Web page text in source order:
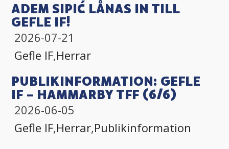
ADEM SIPIĆ LÅNAS IN TILL
GEFLE IF!
2026-07-21
Gefle IF,Herrar
PUBLIKINFORMATION: GEFLE
IF – HAMMARBY TFF (6/6)
2026-06-05
Gefle IF,Herrar,Publikinformation